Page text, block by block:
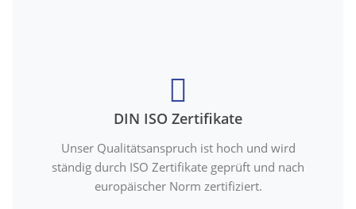
DIN ISO Zertifikate
Unser Qualitätsanspruch ist hoch und wird
ständig durch ISO Zertifikate geprüft und nach
europäischer Norm zertifiziert.